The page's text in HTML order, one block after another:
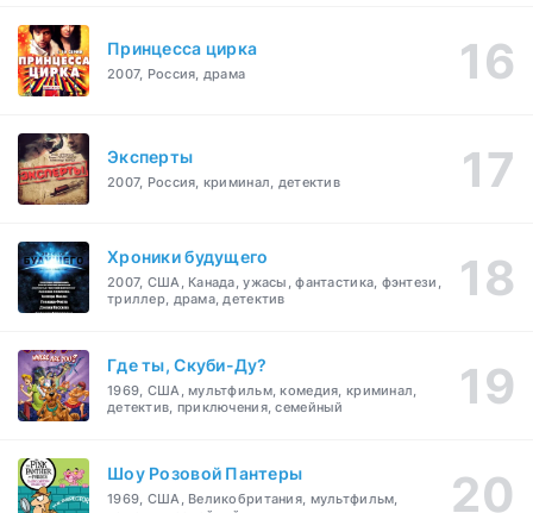
Принцесса цирка
2007, Россия, драма
Эксперты
2007, Россия, криминал, детектив
Хроники будущего
2007, США, Канада, ужасы, фантастика, фэнтези,
триллер, драма, детектив
Где ты, Скуби-Ду?
1969, США, мультфильм, комедия, криминал,
детектив, приключения, семейный
Шоу Розовой Пантеры
1969, США, Великобритания, мультфильм,